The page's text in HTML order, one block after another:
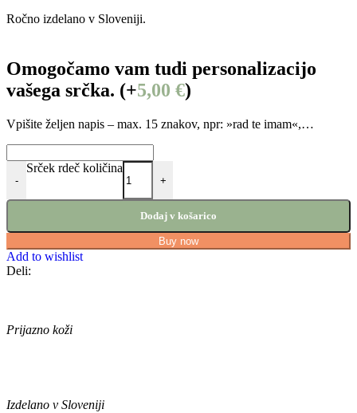
Ročno izdelano v Sloveniji.
Omogočamo vam tudi personalizacijo
vašega srčka. (+5,00 €)
Vpišite željen napis – max. 15 znakov, npr: »rad te imam«,…
-
Srček rdeč količina
+
Dodaj v košarico
Buy now
Add to wishlist
Deli:
Prijazno koži
Izdelano v Sloveniji